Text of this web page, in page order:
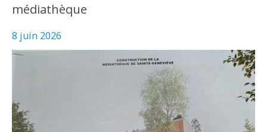
médiathèque
8 juin 2026